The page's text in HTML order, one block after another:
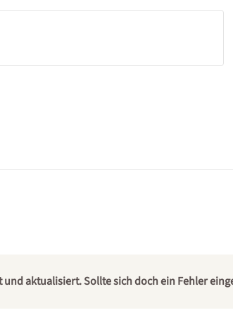
aktualisiert. Sollte sich doch ein Fehler